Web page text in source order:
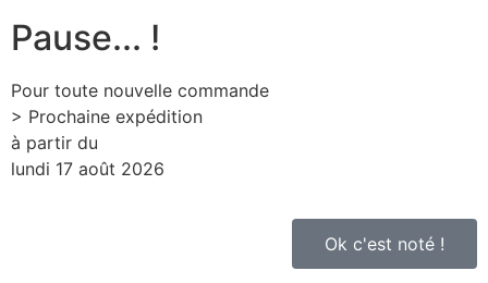
Pause... !
Pour toute nouvelle commande
> Prochaine expédition
à partir du
lundi 17 août 2026
Ok c'est noté !